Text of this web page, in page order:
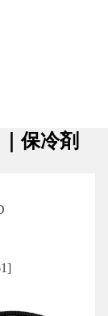
保冷剤